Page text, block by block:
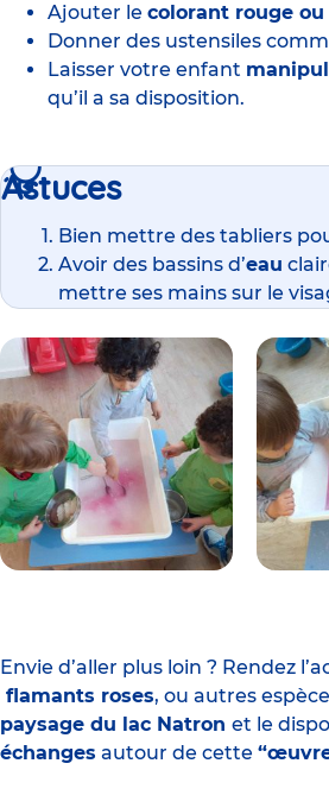
Ajouter le colorant rouge
Donner des ustensiles
Laisser votre enfant
qu’il a sa disposition.
Astuces
Bien mettre des tabliers
Avoir des bassins d’eau
mettre ses mains sur le
Envie d’aller plus loin ? Rendez
flamants roses, ou autres
paysage du lac Natron et le
échanges autour de cette